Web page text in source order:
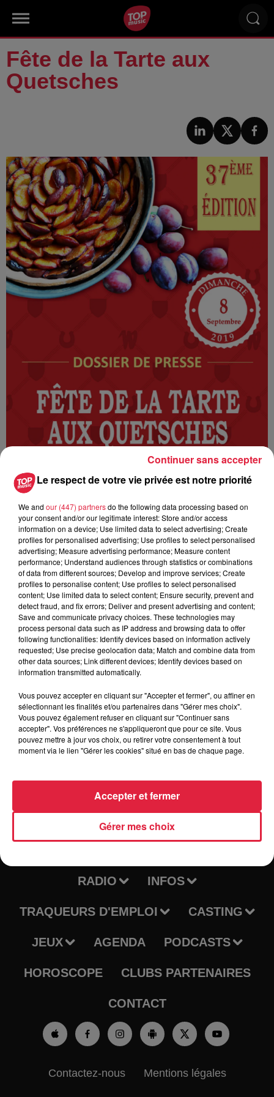
Fête de la Tarte aux
Quetsches
Ajouter à votre calendrier
Date
du 8 septembre 2019 à 0h00
au8 août 2019 à 0h00
Lieu WITTISHEIM (67)
Tarif Gratuit
RADIO INFOS
TRAQUEURS D'EMPLOI CASTING
JEUX AGENDA PODCASTS
HOROSCOPE CLUBS PARTENAIRES
CONTACT
Contactez-nous Mentions légales
Le respect de votre vie privée est notre priorité
We and our (447) partnersdo the following data processing based on
your consent and/or our legitimate interest: Store and/or access
information on a device; Use limited data to select advertising; Create
profiles for personalised advertising; Use profiles to select personalised
advertising; Measure advertising performance; Measure content
performance; Understand audiences through statistics or combinations
of data from different sources; Develop and improve services; Create
profiles to personalise content; Use profiles to select personalised
content; Use limited data to select content; Ensure security, prevent and
detect fraud, and fix errors; Deliver and present advertising and content;
Save and communicate privacy choices. These technologies may
process personal data such as IP address and browsing data to offer
following functionalities: Identify devices based on information actively
requested; Use precise geolocation data; Match and combine data from
other data sources; Link different devices; Identify devices based on
information transmitted automatically.
Vous pouvez accepter en cliquant sur "Accepter et fermer", ou affiner en
sélectionnant les finalités et/ou partenaires dans "Gérer mes choix".
Vous pouvez également refuser en cliquant sur "Continuer sans
accepter". Vos préférences ne s'appliqueront que pour ce site. Vous
pouvez mettre à jour vos choix, ou retirer votre consentement à tout
moment via le lien "Gérer les cookies" situé en bas de chaque page.
Gérer mes choix
Accepter et fermer
Continuer sans accepter